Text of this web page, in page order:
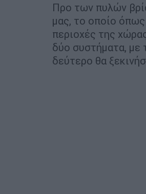
Προ των πυλών
μας, το οποίο όπως
περιοχές της
δύο συστήματα, με
δεύτερο θα